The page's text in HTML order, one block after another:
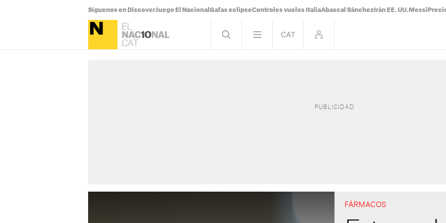
Síguenos en DiscoverJuego El Nacional Gafas eclipseControles vuelos ItaliaAbascal Sánchez Irán EE. UU. Messi
FÁRMACOS